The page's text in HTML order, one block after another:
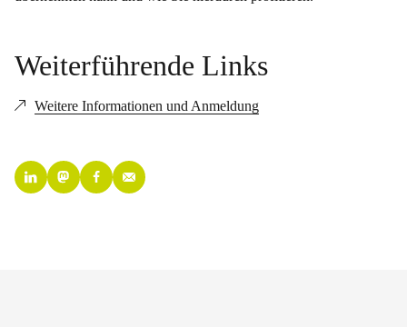
Weiterführende Links
Weitere Informationen und Anmeldung